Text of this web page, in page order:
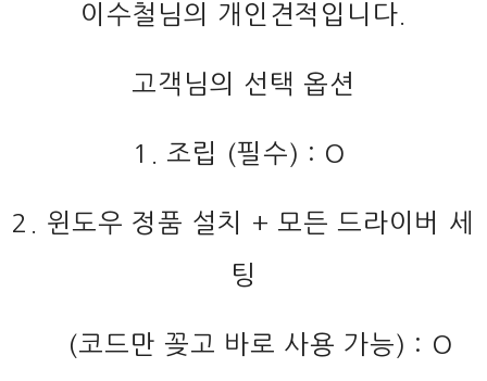
이수철님의 개인견적입니다.
고객님의 선택 옵션
1. 조립 (필수) : O
2. 윈도우 정품 설치 + 모든 드라이버 세
팅
(코드만 꽂고 바로 사용 가능) : O